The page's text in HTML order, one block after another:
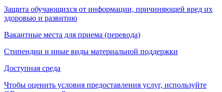
Защита обучающихся от информации, причиняющей вред их
здоровью и развитию
Вакантные места для приема (перевода)
Стипендии и иные виды материальной поддержки
Доступная среда
Чтобы оценить условия предоставления услуг, используйте